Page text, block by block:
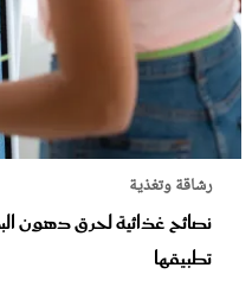
رشاقة وتغذية
نصائح غذائية لحرق دهون
تطبيقها